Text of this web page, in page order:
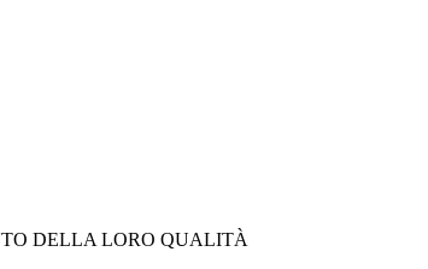
DELLA LORO QUALITÀ